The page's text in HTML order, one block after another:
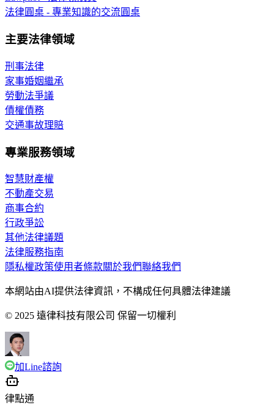
法律圓桌 - 專業知識的交流圓桌
主要法律領域
刑事法律
家事婚姻繼承
勞動法爭議
債權債務
交通事故理賠
專業服務領域
智慧財產權
不動產交易
商事合約
行政爭訟
其他法律議題
法律服務指南
隱私權政策使用者條款關於我們聯絡我們
本網站由AI提供法律資訊，不構成任何具體法律建議
© 2025 遠律科技有限公司 保留一切權利
加Line諮詢
律點通